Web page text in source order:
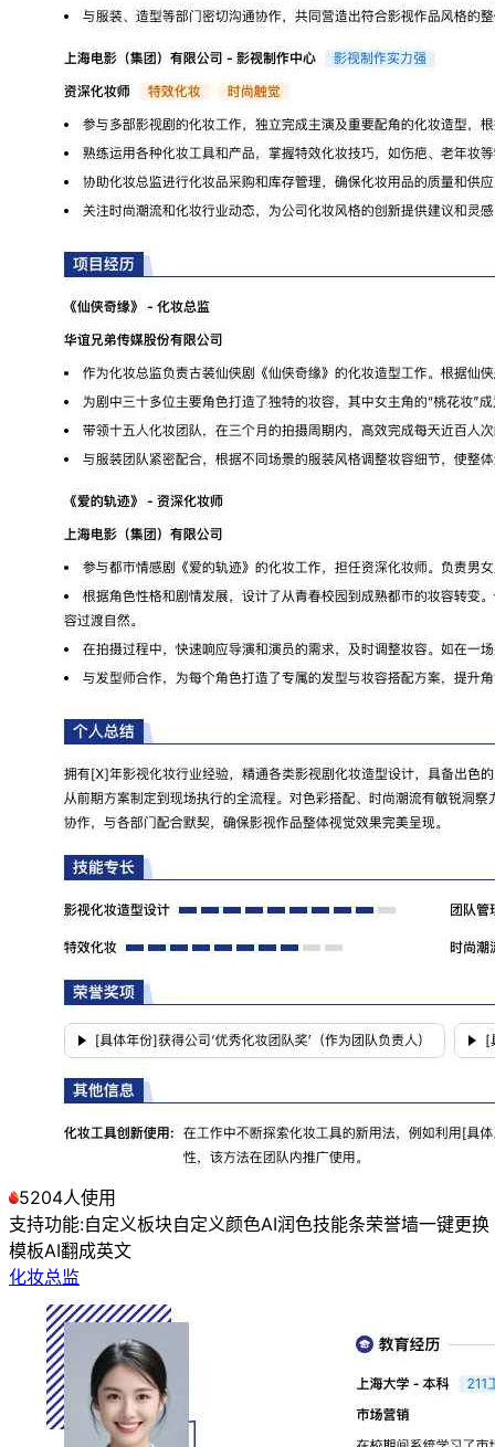
5204人使用
支持功能:自定义板块自定义颜色AI润色技能条荣誉墙一键更换
模板AI翻成英文
化妆总监